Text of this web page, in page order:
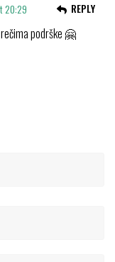
20:29
podrške 🤗
REPLY